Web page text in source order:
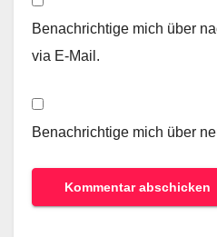
Benachrichtige mich über
via E-Mail.
Benachrichtige mich über